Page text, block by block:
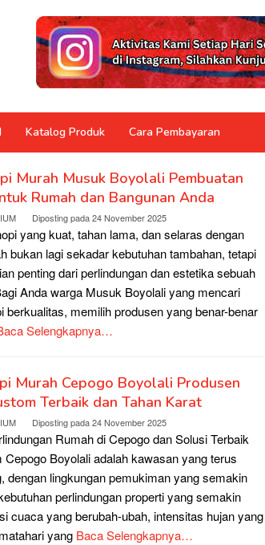
Katalog Produk Cara Pembayaran
Murah Musuk Boyolali Pembuatan
Rumah dan Bangunan Anda
Diposting pada24 November 2025
yang kuat, tahan lama, dan selaras dengan
bukan lagi sekadar kebutuhan tambahan, tetapi
penting dari perlindungan dan estetika sebuah
Anda warga Musuk Boyolali yang mencari
berkualitas, memilih produsen yang benar-benar
Selengkapnya…
Murah Cepogo Boyolali Produsen
Terbaik dan Tahan Karat
Diposting pada24 November 2025
Rumah di Cepogo dan Solusi Terbaik
Cepogo Boyolali adalah kawasan yang terus
dengan lingkungan pemukiman yang semakin
perlindungan properti yang semakin
cuaca yang berubah-ubah, intensitas hujan yang
yang Baca Selengkapnya…